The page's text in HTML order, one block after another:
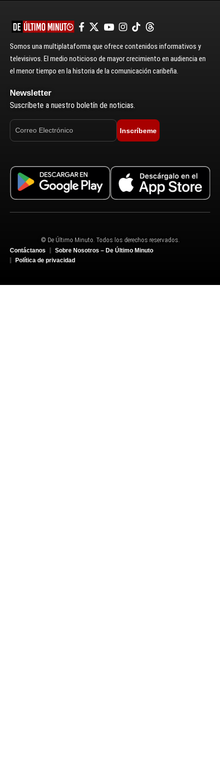
Somos una multiplataforma que ofrece contenidos informativos y
televisivos. El medio noticioso de mayor crecimiento en audiencia en
el menor tiempo en la historia de la comunicación caribeña.
Newsletter
Suscríbete a nuestro boletín de noticias.
Inscríbeme
© De Último Minuto. Todos los derechos reservados.
Contáctanos
Sobre Nosotros – De Último Minuto
Política de privacidad